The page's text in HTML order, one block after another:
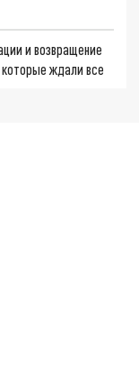
и возвращение
ждали все